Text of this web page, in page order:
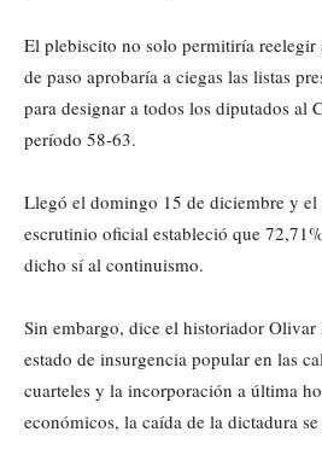
El plebiscito no solo permitiría reelegir
de paso aprobaría a ciegas las listas
para designar a todos los diputados al
período 58-63.
Llegó el domingo 15 de diciembre y
escrutinio oficial estableció que
dicho sí al continuismo.
Sin embargo, dice el historiador Olivar
estado de insurgencia popular en las
cuarteles y la incorporación a última
económicos, la caída de la dictadura